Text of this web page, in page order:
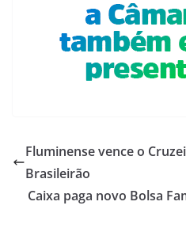
Fluminense vence o
Brasileirão
Caixa paga novo Bolsa